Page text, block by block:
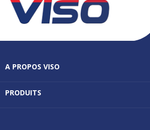
A PROPOS VISO
PRODUITS